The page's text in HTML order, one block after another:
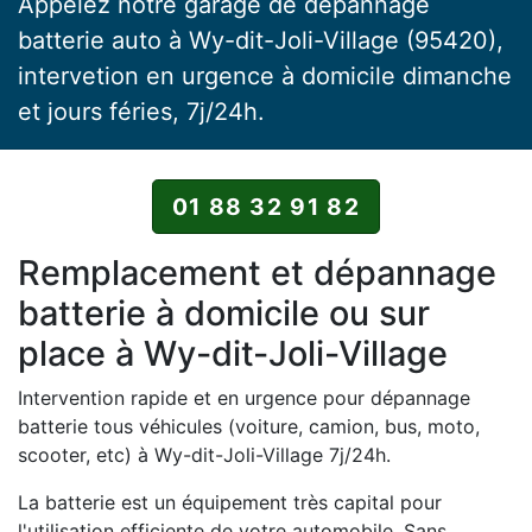
batterie auto à Wy-dit-Joli-Village (95420),
intervetion en urgence à domicile dimanche
et jours féries, 7j/24h.
01 88 32 91 82
Remplacement et dépannage
batterie à domicile ou sur
place à Wy-dit-Joli-Village
Intervention rapide et en urgence pour dépannage
batterie tous véhicules (voiture, camion, bus, moto,
scooter, etc) à Wy-dit-Joli-Village 7j/24h.
La batterie est un équipement très capital pour